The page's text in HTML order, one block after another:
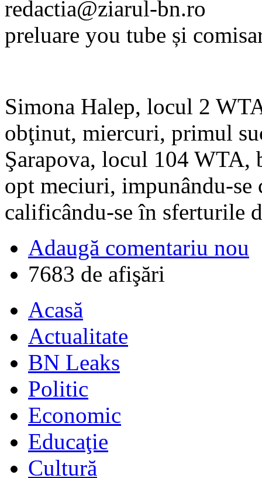
redactia@ziarul-bn.ro
preluare you tube și
Simona Halep, locul 2
obţinut, miercuri, primul
Şarapova, locul 104
opt meciuri, impunându-
calificându-se în sferturile
Adaugă comentariu nou
7683 de afişări
Acasă
Actualitate
BN Leaks
Politic
Economic
Educaţie
Cultură